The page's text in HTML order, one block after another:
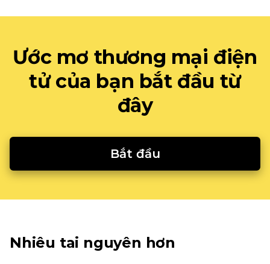
Ước mơ thương mại điện
tử của bạn bắt đầu từ
đây
Bắt đầu
Nhiêu tai nguyên hơn